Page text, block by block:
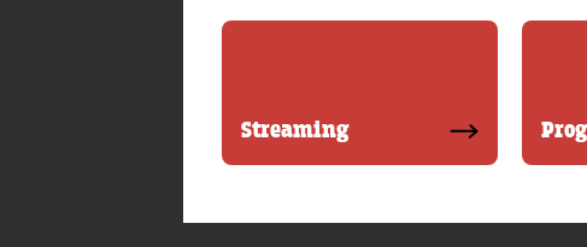
Streaming